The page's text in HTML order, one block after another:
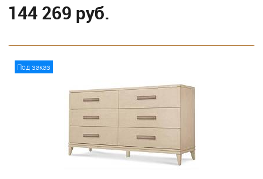
144 269 руб.
Под заказ